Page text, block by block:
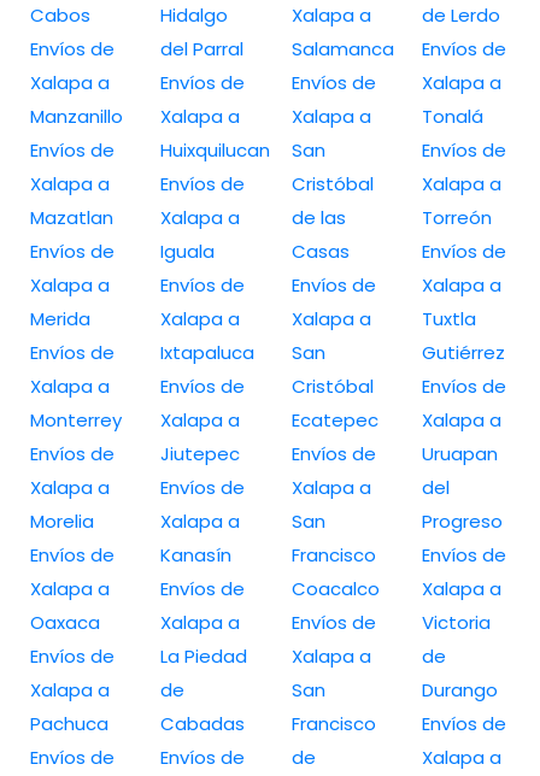
Cabos
Envíos de
Xalapa a
Manzanillo
Envíos de
Xalapa a
Mazatlan
Envíos de
Xalapa a
Merida
Envíos de
Xalapa a
Monterrey
Envíos de
Xalapa a
Morelia
Envíos de
Xalapa a
Oaxaca
Envíos de
Xalapa a
Pachuca
Envíos de
Hidalgo
del Parral
Envíos de
Xalapa a
Huixquilucan
Envíos de
Xalapa a
Iguala
Envíos de
Xalapa a
Ixtapaluca
Envíos de
Xalapa a
Jiutepec
Envíos de
Xalapa a
Kanasín
Envíos de
Xalapa a
La Piedad
de
Cabadas
Envíos de
Xalapa a
Salamanca
Envíos de
Xalapa a
San
Cristóbal
de las
Casas
Envíos de
Xalapa a
San
Cristóbal
Ecatepec
Envíos de
Xalapa a
San
Francisco
Coacalco
Envíos de
Xalapa a
San
Francisco
de
de Lerdo
Envíos de
Xalapa a
Tonalá
Envíos de
Xalapa a
Torreón
Envíos de
Xalapa a
Tuxtla
Gutiérrez
Envíos de
Xalapa a
Uruapan
del
Progreso
Envíos de
Xalapa a
Victoria
de
Durango
Envíos de
Xalapa a